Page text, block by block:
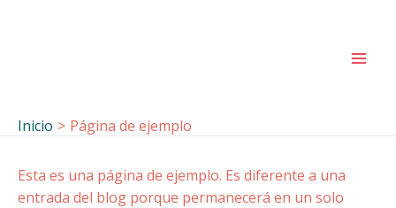
Inicio Página de ejemplo
Esta es una página de ejemplo. Es diferente a una
entrada del blog porque permanecerá en un solo